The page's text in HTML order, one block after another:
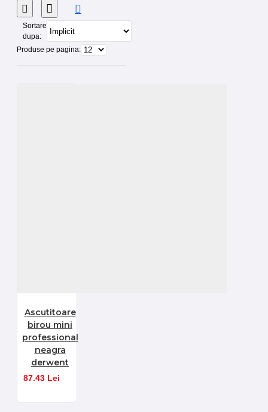
Sortare
dupa:
Produse pe pagina:
Ascutitoare
birou mini
professional
neagra
derwent
87.43 Lei